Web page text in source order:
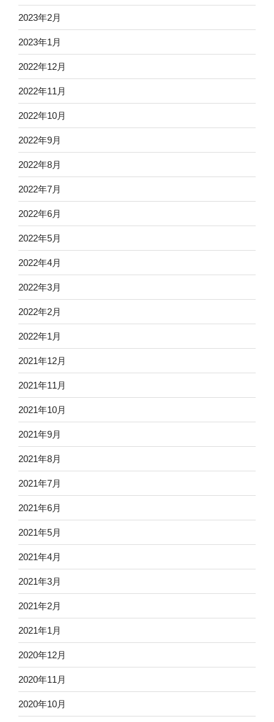
2023年2月
2023年1月
2022年12月
2022年11月
2022年10月
2022年9月
2022年8月
2022年7月
2022年6月
2022年5月
2022年4月
2022年3月
2022年2月
2022年1月
2021年12月
2021年11月
2021年10月
2021年9月
2021年8月
2021年7月
2021年6月
2021年5月
2021年4月
2021年3月
2021年2月
2021年1月
2020年12月
2020年11月
2020年10月